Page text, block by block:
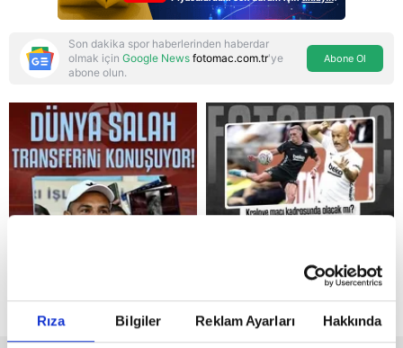
Rıza Bilgiler Reklam Ayarları Hakkında
Reddet
Son dakika spor haberlerinden haberdar
olmak için Google News fotomac.com.tr'ye
abone olun.
Abone Ol